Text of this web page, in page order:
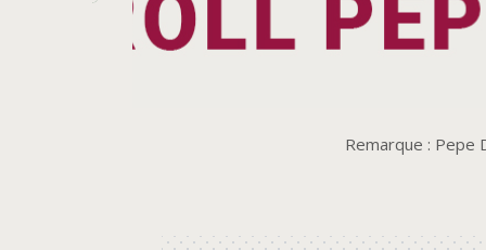
Remarque : Pepe